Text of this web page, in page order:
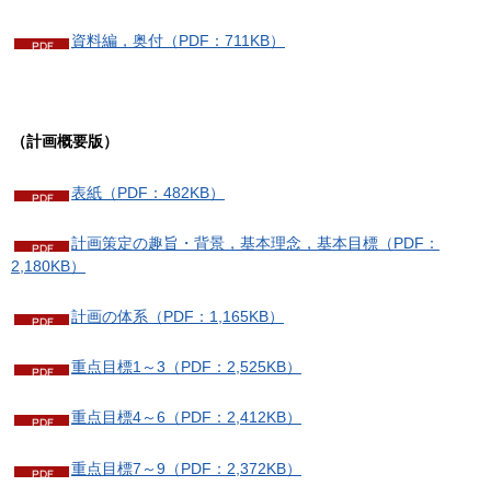
資料編，奥付（PDF：711KB）
（計画概要版）
表紙（PDF：482KB）
計画策定の趣旨・背景，基本理念，基本目標（PDF：
2,180KB）
計画の体系（PDF：1,165KB）
重点目標1～3（PDF：2,525KB）
重点目標4～6（PDF：2,412KB）
重点目標7～9（PDF：2,372KB）